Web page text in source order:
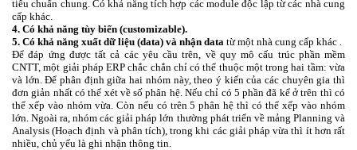
tiêu chuẩn chung. Có khả năng tích hợp các module độc lập từ các nhà cung
cấp khác.
4. Có khả năng tùy biến (customizable).
5. Có khả năng xuất dữ liệu (data) và nhận data từ một nhà cung cấp khác .
Để đáp ứng được tất cả các yêu cầu trên, về quy mô cấu trúc phần mềm
CNTT, một giải pháp ERP chắc chắn chỉ có thể thuộc một trong hai tầm: vừa
và lớn. Để phân định giữa hai nhóm này, theo ý kiến của các chuyên gia thì
đơn giản nhất có thể xét về số phân hệ. Nếu chỉ có 5 phần đã kể ở trên thì có
thể xếp vào nhóm vừa. Còn nếu có trên 5 phân hệ thì có thể xếp vào nhóm
lớn. Ngoài ra, nhóm các giải pháp lớn thường phát triển về mảng Planning và
Analysis (Hoạch định và phân tích), trong khi các giải pháp vừa thì ít hơn rất
nhiều, chủ yếu là ghi nhận thông tin.